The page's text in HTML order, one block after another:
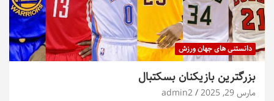
دانستنی های جهان ورزش
بزرگترین بازیکنان بسکتبال
مارس 29, 2025 admin2